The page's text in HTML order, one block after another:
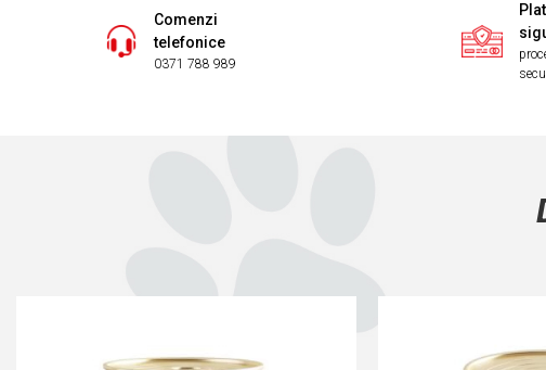
Comenzi
telefonice
0371 788 989